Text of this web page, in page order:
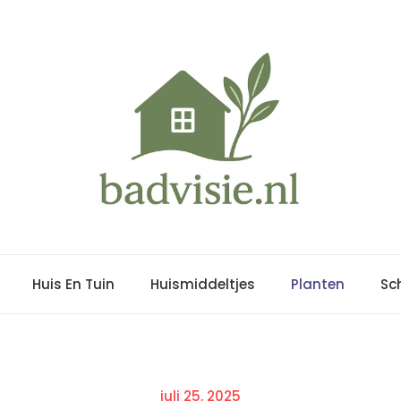
Huis En Tuin Huismiddeltjes Planten
Posted
juli 25, 2025